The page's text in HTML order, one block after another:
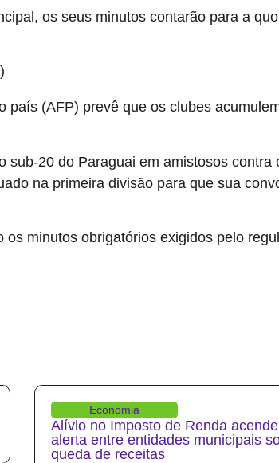
os seus minutos contarão para a
país (AFP) prevê que os clubes
sub-20 do Paraguai em amistosos
na primeira divisão para que sua
minutos obrigatórios exigidos pelo
Economia
Alívio no Imposto de Renda acende
alerta entre entidades municipais
queda de receitas